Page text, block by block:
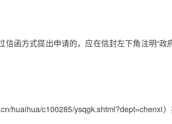
函方式提出申请的，应在信封左下角注明“政
huaihua/c100285/ysqgk.shtml?dept=chenxi